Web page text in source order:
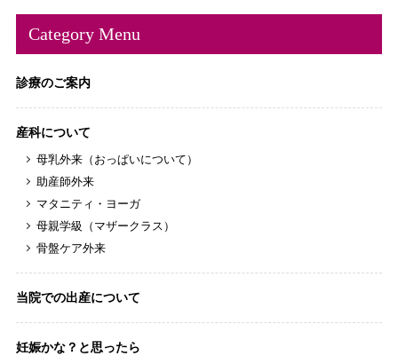
Category Menu
診療のご案内
産科について
母乳外来（おっぱいについて）
助産師外来
マタニティ・ヨーガ
母親学級（マザークラス）
骨盤ケア外来
当院での出産について
妊娠かな？と思ったら